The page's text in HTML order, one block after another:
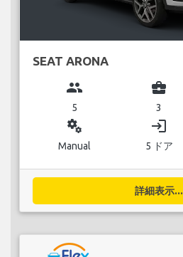
SEAT ARONA
group
5
business_center
3
miscellaneous_services
Manual
login
5 ドア
詳細表示...